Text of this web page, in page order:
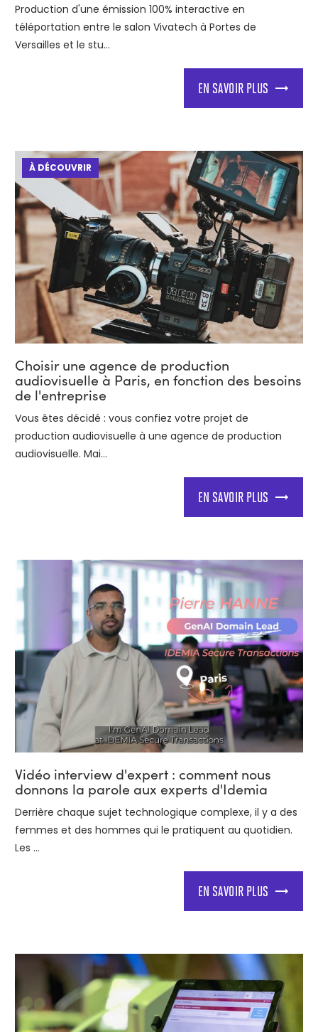
Production d'une émission 100% interactive en
téléportation entre le salon Vivatech à Portes de
Versailles et le stu...
EN SAVOIR PLUS
À DÉCOUVRIR
Choisir une agence de production
audiovisuelle à Paris, en fonction des besoins
de l'entreprise
Vous êtes décidé : vous confiez votre projet de
production audiovisuelle à une agence de production
audiovisuelle. Mai...
EN SAVOIR PLUS
Vidéo interview d'expert : comment nous
donnons la parole aux experts d'Idemia
Derrière chaque sujet technologique complexe, il y a des
femmes et des hommes qui le pratiquent au quotidien.
Les ...
EN SAVOIR PLUS